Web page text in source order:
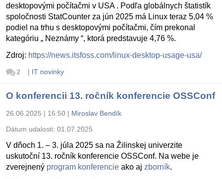
desktopovými počítačmi v USA . Podľa globálnych štatistík
spoločnosti StatCounter za jún 2025 má Linux teraz 5,04 %
podiel na trhu s desktopovými počítačmi, čím prekonal
kategóriu „ Neznámy “, ktorá predstavuje 4,76 %.
Zdroj: https://news.itsfoss.com/linux-desktop-usage-usa/
2 | IT novinky
O konferencii 13. ročník konferencie OSSConf
26.06.2025 | 16:50 | Miroslav Bendík
Dátum udalosti: 01.07.2025
V dňoch 1. – 3. júla 2025 sa na Žilinskej univerzite
uskutoční 13. ročník konferencie OSSConf. Na webe je
zverejnený program konferencie ako aj zborník.